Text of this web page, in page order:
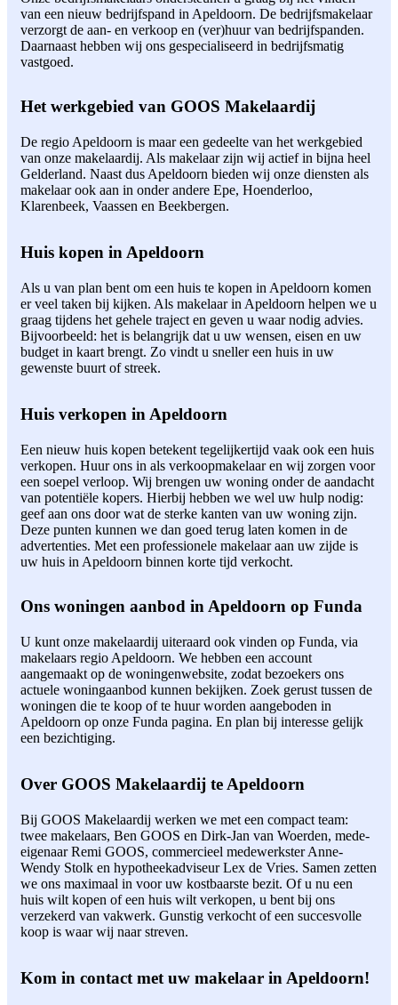
van een nieuw bedrijfspand in Apeldoorn. De bedrijfsmakelaar
verzorgt de aan- en verkoop en (ver)huur van bedrijfspanden.
Daarnaast hebben wij ons gespecialiseerd in bedrijfsmatig
vastgoed.
Het werkgebied van GOOS Makelaardij
De regio Apeldoorn is maar een gedeelte van het werkgebied
van onze makelaardij. Als makelaar zijn wij actief in bijna heel
Gelderland. Naast dus Apeldoorn bieden wij onze diensten als
makelaar ook aan in onder andere Epe, Hoenderloo,
Klarenbeek, Vaassen en Beekbergen.
Huis kopen in Apeldoorn
Als u van plan bent om een huis te kopen in Apeldoorn komen
er veel taken bij kijken. Als makelaar in Apeldoorn helpen we u
graag tijdens het gehele traject en geven u waar nodig advies.
Bijvoorbeeld: het is belangrijk dat u uw wensen, eisen en uw
budget in kaart brengt. Zo vindt u sneller een huis in uw
gewenste buurt of streek.
Huis verkopen in Apeldoorn
Een nieuw huis kopen betekent tegelijkertijd vaak ook een huis
verkopen. Huur ons in als verkoopmakelaar en wij zorgen voor
een soepel verloop. Wij brengen uw woning onder de aandacht
van potentiële kopers. Hierbij hebben we wel uw hulp nodig:
geef aan ons door wat de sterke kanten van uw woning zijn.
Deze punten kunnen we dan goed terug laten komen in de
advertenties. Met een professionele makelaar aan uw zijde is
uw huis in Apeldoorn binnen korte tijd verkocht.
Ons woningen aanbod in Apeldoorn op Funda
U kunt onze makelaardij uiteraard ook vinden op Funda, via
makelaars regio Apeldoorn. We hebben een account
aangemaakt op de woningenwebsite, zodat bezoekers ons
actuele woningaanbod kunnen bekijken. Zoek gerust tussen de
woningen die te koop of te huur worden aangeboden in
Apeldoorn op onze Funda pagina. En plan bij interesse gelijk
een bezichtiging.
Over GOOS Makelaardij te Apeldoorn
Bij GOOS Makelaardij werken we met een compact team:
twee makelaars, Ben GOOS en Dirk-Jan van Woerden, mede-
eigenaar Remi GOOS, commercieel medewerkster Anne-
Wendy Stolk en hypotheekadviseur Lex de Vries. Samen zetten
we ons maximaal in voor uw kostbaarste bezit. Of u nu een
huis wilt kopen of een huis wilt verkopen, u bent bij ons
verzekerd van vakwerk. Gunstig verkocht of een succesvolle
koop is waar wij naar streven.
Kom in contact met uw makelaar in Apeldoorn!